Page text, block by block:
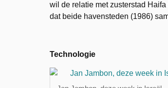
wil de relatie met zusterstad
dat beide havensteden (1986)
Technologie